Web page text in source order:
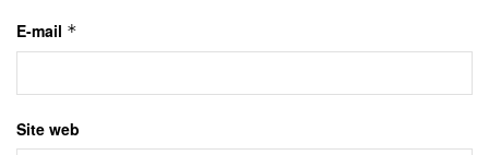
E-mail *
Site web